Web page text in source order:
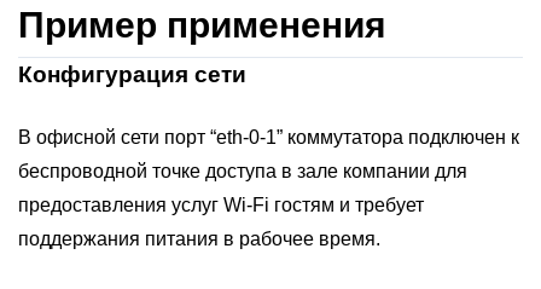
Пример применения
Конфигурация сети
В офисной сети порт “eth-0-1” коммутатора подключен к
беспроводной точке доступа в зале компании для
предоставления услуг Wi-Fi гостям и требует
поддержания питания в рабочее время.